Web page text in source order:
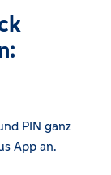
PIN ganz
App an.